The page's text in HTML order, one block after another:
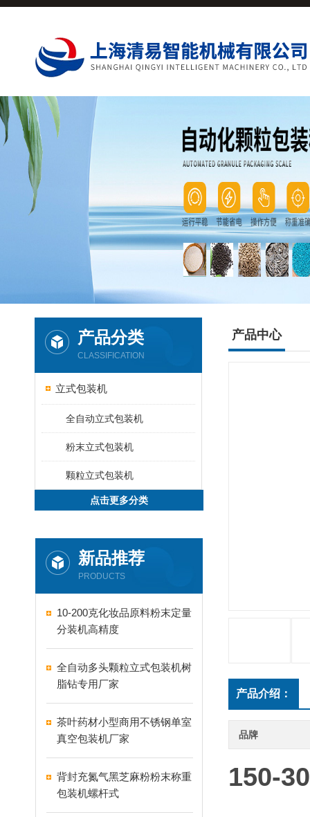
产品分类
CLASSIFICATION
立式包装机
全自动立式包装机
粉末立式包装机
颗粒立式包装机
点击更多分类
新品推荐
PRODUCTS
10-200克化妆品原料粉末定量
分装机高精度
全自动多头颗粒立式包装机树
脂钻专用厂家
茶叶药材小型商用不锈钢单室
真空包装机厂家
背封充氮气黑芝麻粉粉末称重
包装机螺杆式
产品中心
产品介绍：
品牌
150-